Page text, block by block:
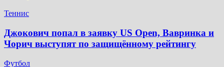
Теннис
Джокович попал в заявку US Open, Вавринка и
Чорич выступят по защищённому рейтингу
Футбол